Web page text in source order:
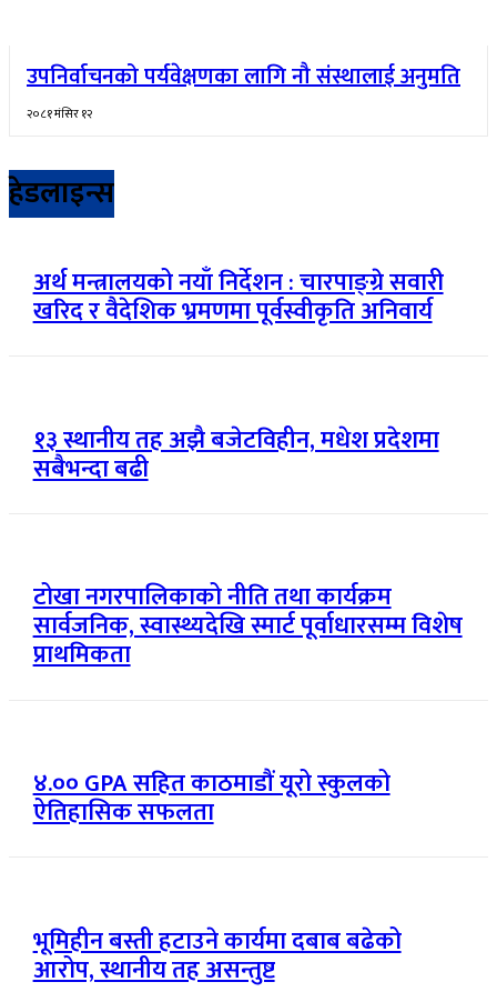
उपनिर्वाचनको पर्यवेक्षणका लागि नौ संस्थालाई अनुमति
२०८१ मंसिर १२
हेडलाइन्स
अर्थ मन्त्रालयको नयाँ निर्देशन : चारपाङ्ग्रे सवारी
खरिद र वैदेशिक भ्रमणमा पूर्वस्वीकृति अनिवार्य
१३ स्थानीय तह अझै बजेटविहीन, मधेश प्रदेशमा
सबैभन्दा बढी
टोखा नगरपालिकाको नीति तथा कार्यक्रम
सार्वजनिक, स्वास्थ्यदेखि स्मार्ट पूर्वाधारसम्म विशेष
प्राथमिकता
४.०० GPA सहित काठमाडौं यूरो स्कुलको
ऐतिहासिक सफलता
भूमिहीन बस्ती हटाउने कार्यमा दबाब बढेको
आरोप, स्थानीय तह असन्तुष्ट